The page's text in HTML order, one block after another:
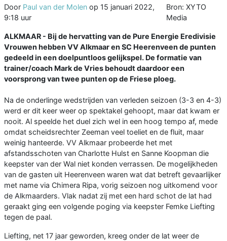
Door Paul van der Molen op 15 januari 2022,
9:18 uur
Bron: XYTO
Media
ALKMAAR - Bij de hervatting van de Pure Energie Eredivisie
Vrouwen hebben VV Alkmaar en SC Heerenveen de punten
gedeeld in een doelpuntloos gelijkspel. De formatie van
trainer/coach Mark de Vries behoudt daardoor een
voorsprong van twee punten op de Friese ploeg.
Na de onderlinge wedstrijden van verleden seizoen (3-3 en 4-3)
werd er dit keer weer op spektakel gehoopt, maar dat kwam er
nooit. Al speelde het duel zich wel in een hoog tempo af, mede
omdat scheidsrechter Zeeman veel toeliet en de fluit, maar
weinig hanteerde. VV Alkmaar probeerde het met
afstandsschoten van Charlotte Hulst en Sanne Koopman die
keepster van der Wal niet konden verrassen. De mogelijkheden
van de gasten uit Heerenveen waren wat dat betreft gevaarlijker
met name via Chimera Ripa, vorig seizoen nog uitkomend voor
de Alkmaarders. Vlak nadat zij met een hard schot de lat had
geraakt ging een volgende poging via keepster Femke Liefting
tegen de paal.
Liefting, net 17 jaar geworden, kreeg onder de lat weer de